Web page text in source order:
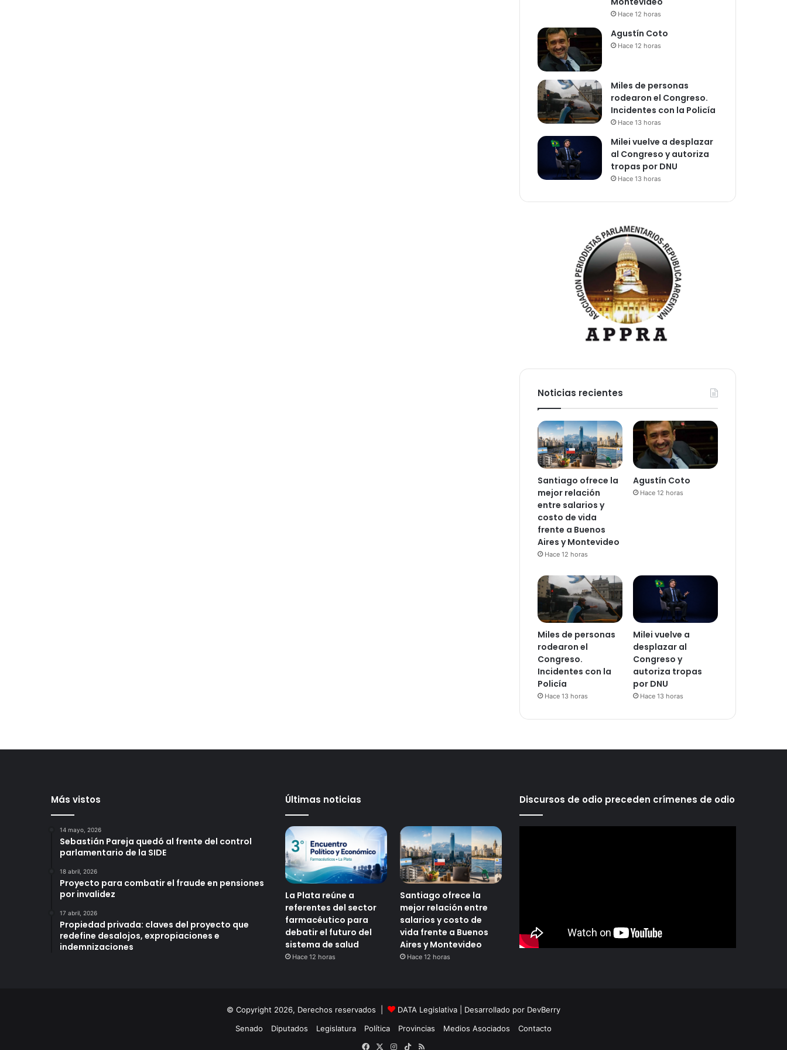
Hace 12 horas
Agustín Coto
Hace 12 horas
Miles de personas
rodearon el Congreso.
Incidentes con la Policía
Hace 13 horas
Milei vuelve a desplazar
al Congreso y autoriza
tropas por DNU
Hace 13 horas
Noticias recientes
Santiago ofrece la
mejor relación
entre salarios y
costo de vida
frente a Buenos
Aires y Montevideo
Hace 12 horas
Agustín Coto
Hace 12 horas
Miles de personas
rodearon el
Congreso.
Incidentes con la
Policía
Hace 13 horas
Milei vuelve a
desplazar al
Congreso y
autoriza tropas
por DNU
Hace 13 horas
Más vistos
14 mayo, 2026
Sebastián Pareja quedó al frente del control
parlamentario de la SIDE
18 abril, 2026
Proyecto para combatir el fraude en pensiones
por invalidez
17 abril, 2026
Propiedad privada: claves del proyecto que
redefine desalojos, expropiaciones e
indemnizaciones
Últimas noticias
La Plata reúne a
referentes del sector
farmacéutico para
debatir el futuro del
sistema de salud
Hace 12 horas
Santiago ofrece la
mejor relación entre
salarios y costo de
vida frente a Buenos
Aires y Montevideo
Hace 12 horas
Discursos de odio preceden crímenes de odio
© Copyright 2026, Derechos reservados | DATA Legislativa | Desarrollado por DevBerry
Senado
Diputados Legislatura Política Provincias Medios Asociados
Contacto
FacebookInstagram
TikTok